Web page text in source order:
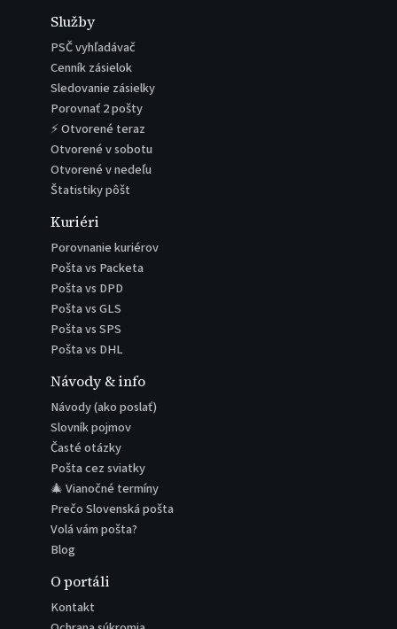
Služby
PSČ vyhľadávač
Cenník zásielok
Sledovanie zásielky
Porovnať 2 pošty
⚡ Otvorené teraz
Otvorené v sobotu
Otvorené v nedeľu
Štatistiky pôšt
Kuriéri
Porovnanie kuriérov
Pošta vs Packeta
Pošta vs DPD
Pošta vs GLS
Pošta vs SPS
Pošta vs DHL
Návody & info
Návody (ako poslať)
Slovník pojmov
Časté otázky
Pošta cez sviatky
🎄 Vianočné termíny
Prečo Slovenská pošta
Volá vám pošta?
Blog
O portáli
Kontakt